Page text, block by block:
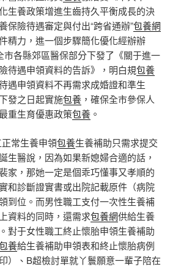
生養政策增進生齒持久平衡成長的決
保險待遇審定與付出“跨省通辦”包養網
精力，進一個步驟簡化優化經辦辦
市各縣郊區醫保部分下發了《關于進一
待遇申領資料的告訴》，明白規包養
遇申領資料不再需求成婚證和準生
發之日起實施包養 ，確保全市參保人
重生育優惠政策包養 。
常生養申領包養生養補助只需求提交
生醫說，因為如果新媳婦合適的話，
家，那她一定是個乖巧懂事又孝順的
和診斷證實書或出院記載原件（病院
到位。而男性職工支付一次性生養補
資料的同時，還需求包養網供給生養
對于女性職工終止懷胎申領生養補助
養給生養補助申領表和終止懷胎病例
）、B超檢討單就丫鬟願意一輩子陪在